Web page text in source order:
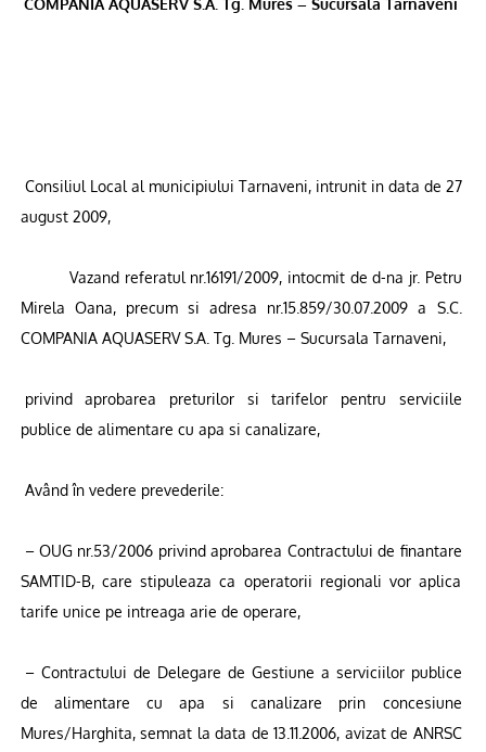
Consiliul Local al municipiului Tarnaveni, intrunit in data de 27
august 2009,
Vazand referatul nr.16191/2009, intocmit de d-na jr. Petru
Mirela Oana, precum si adresa nr.15.859/30.07.2009 a S.C.
COMPANIA AQUASERV S.A. Tg. Mures – Sucursala Tarnaveni,
privind aprobarea preturilor si tarifelor pentru serviciile
publice de alimentare cu apa si canalizare,
Având în vedere prevederile:
– OUG nr.53/2006 privind aprobarea Contractului de finantare
SAMTID-B, care stipuleaza ca operatorii regionali vor aplica
tarife unice pe intreaga arie de operare,
– Contractului de Delegare de Gestiune a serviciilor publice
de alimentare cu apa si canalizare prin concesiune
Mures/Harghita, semnat la data de 13.11.2006, avizat de ANRSC